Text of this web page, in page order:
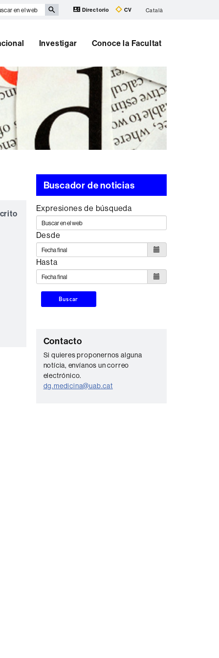
Directorio CV Català
Investigar Conoce la Facultat
Buscador de noticias
Expresiones de búsqueda
Desde
Hasta
Buscar
C
o
n
t
Contacto
Si quieres proponernos alguna
notícia, envíanos un correo
electrónico.
dg.medicina@uab.cat